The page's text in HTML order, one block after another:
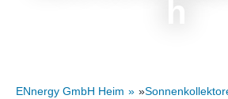
h
ENnergy GmbH Heim »